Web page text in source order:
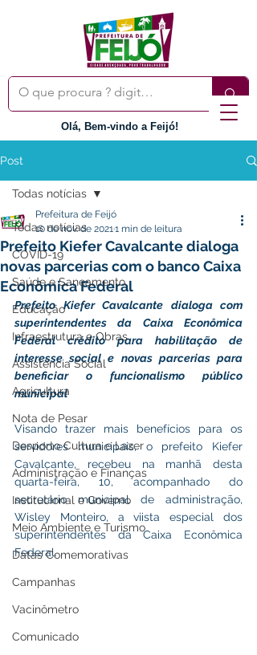
Olá, Bem-vindo a Feijó!
Post
Todas notícias
COVID-19
Saúde e Saneamento
Educação
Infraestrutura e Obras
Assistência Social
Agricultura
Nota de Pesar
Desporto Cultura e Lazer
Administração e Finanças
Institucional e Governo
Meio Ambiente e Turismo
Datas Comemorativas
Campanhas
Vacinômetro
Comunicado
Todas notícias
Prefeito Kiefer Cavalcante dialoga
novas parcerias com o banco Caixa
Econômica Federal
Prefeitura de Feijó
10 de nov. de 20211 min de leitura
Prefeito Kiefer Cavalcante dialoga com
superintendentes da Caixa Econômica
Federal crédito para habilitação de
interesse social e novas parcerias para
beneficiar o funcionalismo público
municipal
Visando trazer mais benefícios para os
servidores municipais, o prefeito Kiefer
Cavalcante, recebeu na manhã desta
quarta-feira, 10, acompanhado do
secretário municipal de administração,
Wisley Monteiro, a viista especial dos
superintendentes da Caixa Econômica
Federal.